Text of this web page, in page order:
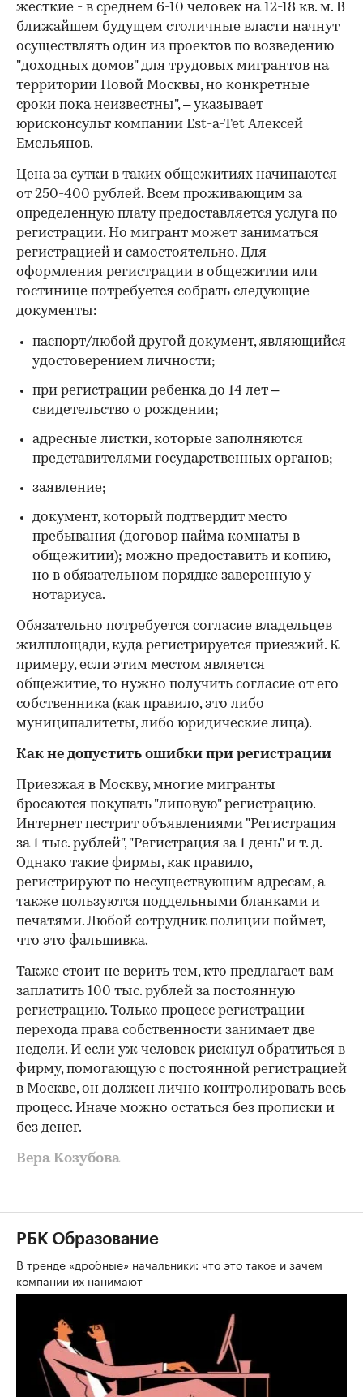
жесткие - в среднем 6-10 человек на 12-18 кв. м. В
ближайшем будущем столичные власти начнут
осуществлять один из проектов по возведению
"доходных домов" для трудовых мигрантов на
территории Новой Москвы, но конкретные
сроки пока неизвестны", – указывает
юрисконсульт компании Est-a-Tet Алексей
Емельянов.
Цена за сутки в таких общежитиях начинаются
от 250-400 рублей. Всем проживающим за
определенную плату предоставляется услуга по
регистрации. Но мигрант может заниматься
регистрацией и самостоятельно. Для
оформления регистрации в общежитии или
гостинице потребуется собрать следующие
документы:
паспорт/любой другой документ, являющийся
удостоверением личности;
при регистрации ребенка до 14 лет –
свидетельство о рождении;
адресные листки, которые заполняются
представителями государственных органов;
заявление;
документ, который подтвердит место
пребывания (договор найма комнаты в
общежитии); можно предоставить и копию,
но в обязательном порядке заверенную у
нотариуса.
Обязательно потребуется согласие владельцев
жилплощади, куда регистрируется приезжий. К
примеру, если этим местом является
общежитие, то нужно получить согласие от его
собственника (как правило, это либо
муниципалитеты, либо юридические лица).
Как не допустить ошибки при регистрации
Приезжая в Москву, многие мигранты
бросаются покупать "липовую" регистрацию.
Интернет пестрит объявлениями "Регистрация
за 1 тыс. рублей", "Регистрация за 1 день" и т. д.
Однако такие фирмы, как правило,
регистрируют по несуществующим адресам, а
также пользуются поддельными бланками и
печатями. Любой сотрудник полиции поймет,
что это фальшивка.
Также стоит не верить тем, кто предлагает вам
заплатить 100 тыс. рублей за постоянную
регистрацию. Только процесс регистрации
перехода права собственности занимает две
недели. И если уж человек рискнул обратиться в
фирму, помогающую с постоянной регистрацией
в Москве, он должен лично контролировать весь
процесс. Иначе можно остаться без прописки и
без денег.
Вера Козубова
РБК Образование
В тренде «дробные» начальники: что это такое и зачем
компании их нанимают